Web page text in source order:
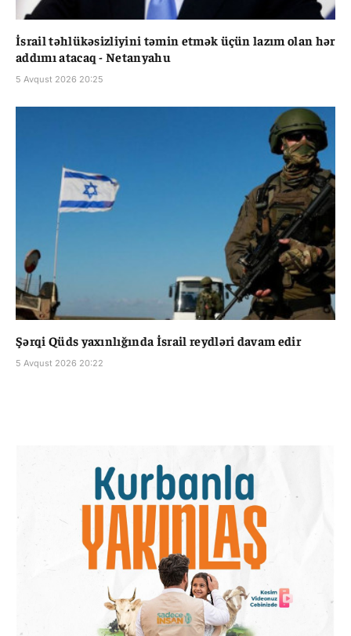
İsrail təhlükəsizliyini təmin etmək üçün lazım olan hər
addımı atacaq - Netanyahu
5 Avqust 2026 20:25
Şərqi Qüds yaxınlığında İsrail reydləri davam edir
5 Avqust 2026 20:22